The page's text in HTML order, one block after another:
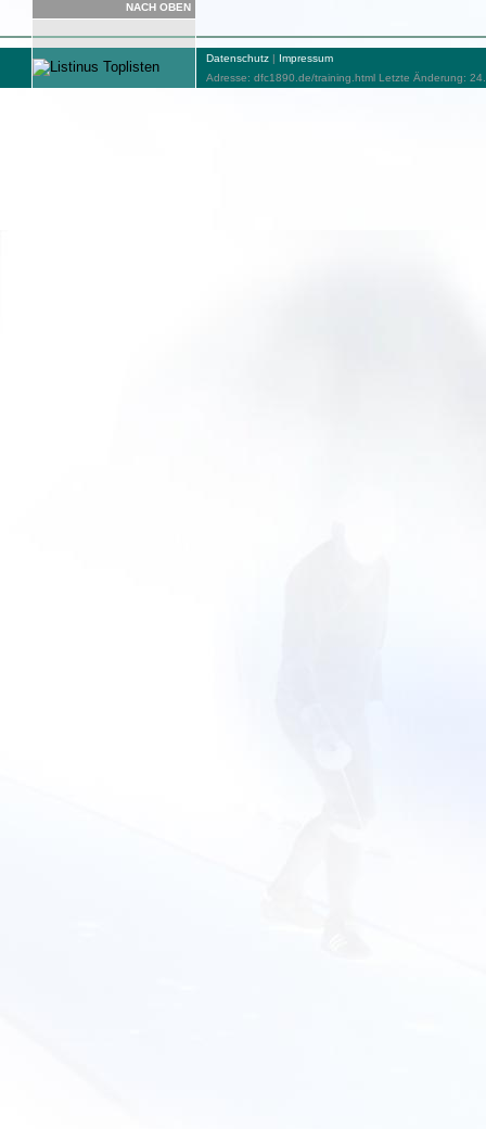
NACH OBEN
Datenschutz | Impressum
Adresse: dfc1890.de/training.html Letzte Änderung: